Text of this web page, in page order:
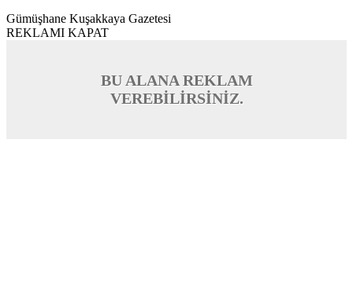
Gümüşhane Kuşakkaya Gazetesi
REKLAMI KAPAT
BU ALANA REKLAM
VEREBİLİRSİNİZ.